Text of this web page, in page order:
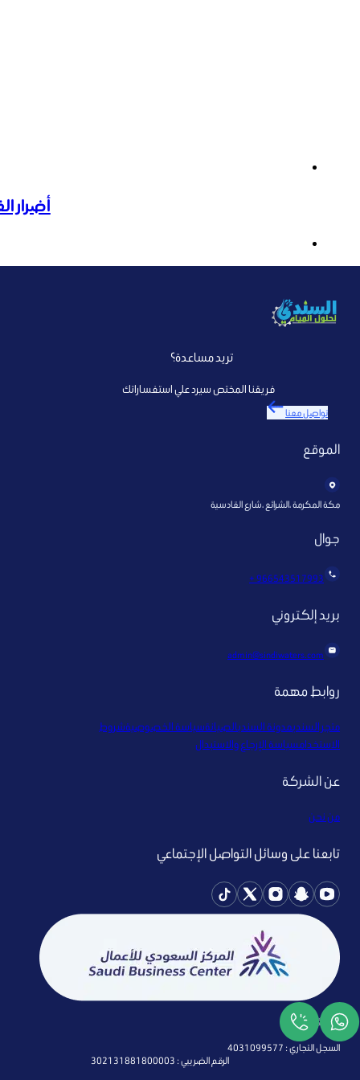
أضرار
تريد مساعدة؟
فريقنا المختص سيرد علي استفساراتك
تواصل معنا
الموقع
مكة المكرمة ،الشرائع ،شارع القادسية
جوال
966543517993 +
بريد إلكتروني
admin@sindiwaters.com
روابط مهمة
متجر السنديمدونة السنديالصيانةسياسة الخصوصيةشروط
الاستخدامسياسة الإرجاع والاستبدال
عن الشركة
من نحن
تابعنا على وسائل التواصل الإجتماعي
السجل التجاري : 4031099577
الرقم الضريبي : 302131881800003